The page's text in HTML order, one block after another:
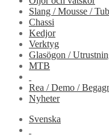
Slang / Mousse /
Chassi
Kedjor
Verktyg
Glasögon /
MTB
Rea / Demo /
Nyheter
Svenska